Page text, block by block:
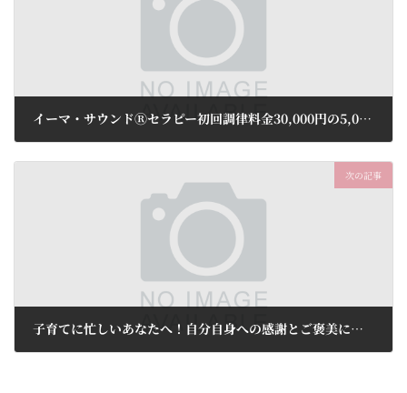
イーマ・サウンドⓇセラピー初回調律料金30,000円の5,000円OFF！ ⇒ 25,000円(税込)
次の記事
子育てに忙しいあなたへ！自分自身への感謝とご褒美に、美容鍼灸はいかがでしょうか！美容鍼トライアル5,980円(税込)